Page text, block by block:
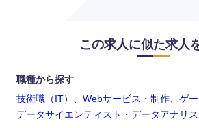
この求人に似た求人
職種から探す
技術職（IT）、Webサービス・制作、ゲ
データサイエンティスト・データアナリス